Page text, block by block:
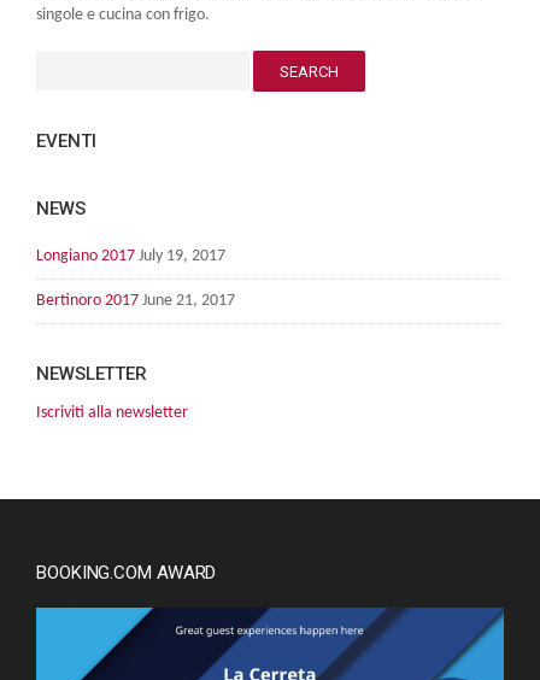
singole e cucina con frigo.
EVENTI
NEWS
Longiano 2017 July 19, 2017
Bertinoro 2017 June 21, 2017
NEWSLETTER
Iscriviti alla newsletter
BOOKING.COM AWARD